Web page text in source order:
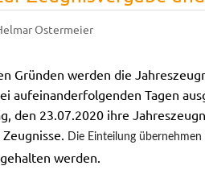
Ostermeier
Gründen werden die
aufeinanderfolgenden Tagen
den 23.07.2020 ihre
Die Einteilung
werden.